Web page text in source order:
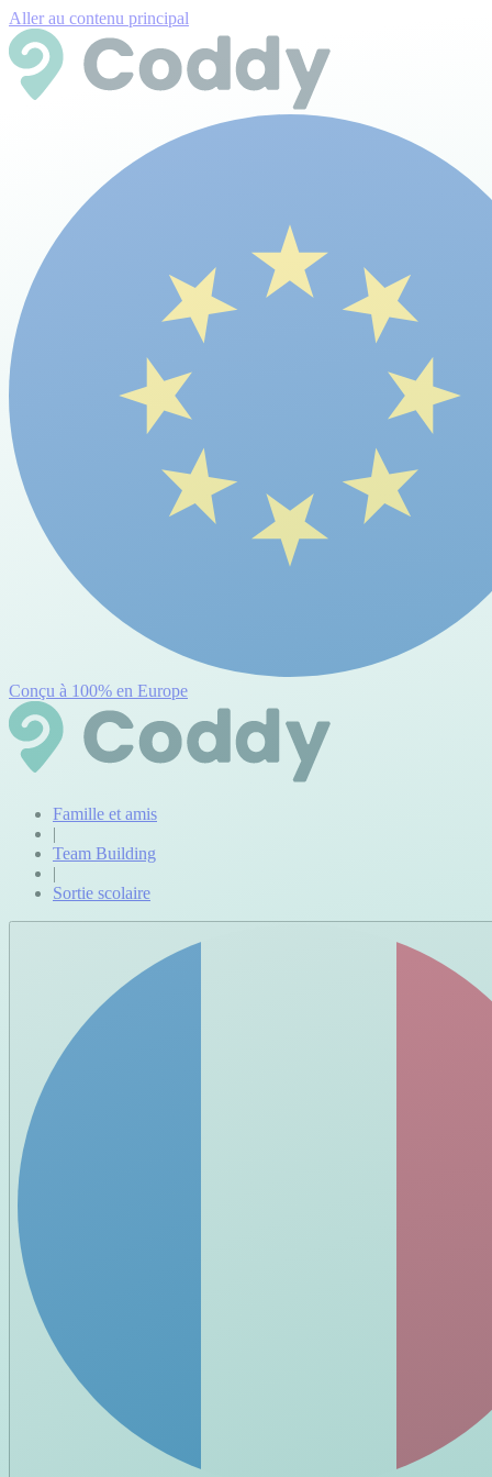
Aller au contenu principal
Conçu à 100% en Europe
Famille et amis
|
Team Building
|
Sortie scolaire